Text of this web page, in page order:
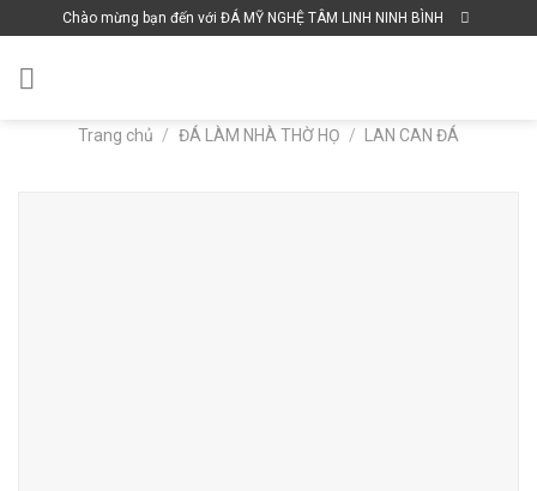
to
content
Chào mừng bạn đến với ĐÁ MỸ NGHỆ TÂM LINH NINH BÌNH
Trang chủ / ĐÁ LÀM NHÀ THỜ HỌ / LAN CAN ĐÁ